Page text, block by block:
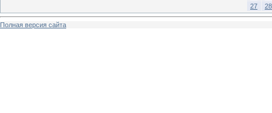
27
28
Полная версия сайта